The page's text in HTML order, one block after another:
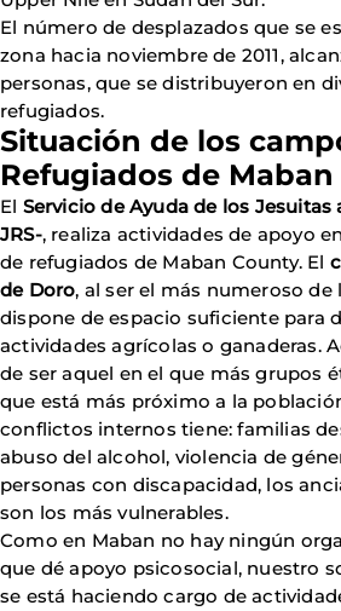
El número de desplazados que se
zona hacia noviembre de 2011,
personas, que se distribuyeron en
refugiados.
Situación de los
Refugiados de
El Servicio de Ayuda de los Jesuitas
JRS-, realiza actividades de apoyo
de refugiados de Maban County. El
de Doro, al ser el más numeroso de
dispone de espacio suficiente para
actividades agrícolas o ganaderas.
de ser aquel en el que más grupos
que está más próximo a la
conflictos internos tiene: familias
abuso del alcohol, violencia de
personas con discapacidad, los
son los más vulnerables.
Como en Maban no hay ningún
que dé apoyo psicosocial, nuestro
se está haciendo cargo de